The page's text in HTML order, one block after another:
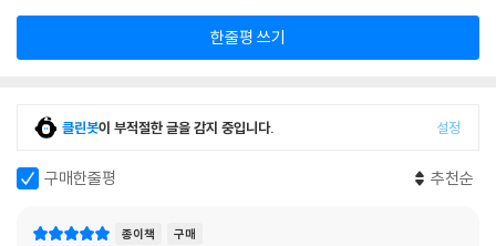
한줄평 쓰기
클린봇이 부적절한 글을 감지 중입니다. 설정
구매한줄평 추천순
종이책 구매